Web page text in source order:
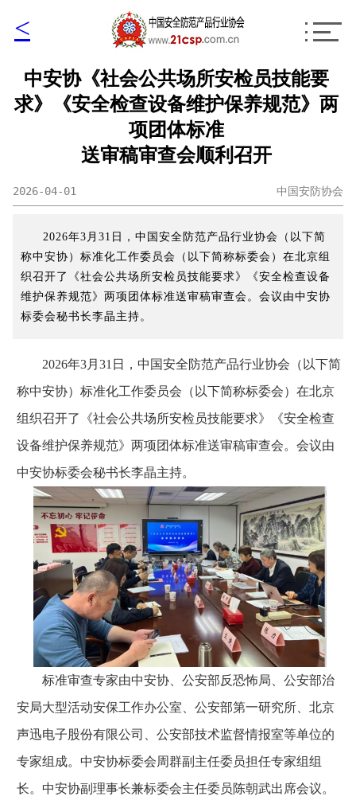
<
中安协《社会公共场所安检员技能要
求》《安全检查设备维护保养规范》两
项团体标准
送审稿审查会顺利召开
2026-04-01 中国安防协会
2026年3月31日，中国安全防范产品行业协会（以下简
称中安协）标准化工作委员会（以下简称标委会）在北京组
织召开了《社会公共场所安检员技能要求》《安全检查设备
维护保养规范》两项团体标准送审稿审查会。会议由中安协
标委会秘书长李晶主持。
2026年3月31日，中国安全防范产品行业协会（以下简
称中安协）标准化工作委员会（以下简称标委会）在北京
组织召开了《社会公共场所安检员技能要求》《安全检查
设备维护保养规范》两项团体标准送审稿审查会。会议由
中安协标委会秘书长李晶主持。
标准审查专家由中安协、公安部反恐怖局、公安部治
安局大型活动安保工作办公室、公安部第一研究所、北京
声迅电子股份有限公司、公安部技术监督情报室等单位的
专家组成。中安协标委会周群副主任委员担任专家组组
长。中安协副理事长兼标委会主任委员陈朝武出席会议。